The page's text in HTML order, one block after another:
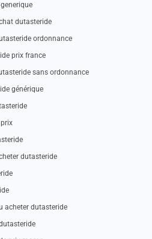
dutasteride
ordonnance
prix france
sans ordonnance
générique
dutasteride
acheter dutasteride